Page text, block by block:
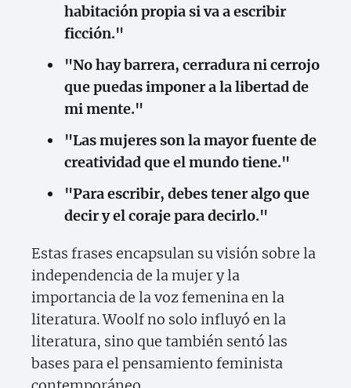
habitación propia si va a escribir
ficción."
"No hay barrera, cerradura ni cerrojo
que puedas imponer a la libertad de
mi mente."
"Las mujeres son la mayor fuente de
creatividad que el mundo tiene."
"Para escribir, debes tener algo que
decir y el coraje para decirlo."
Estas frases encapsulan su visión sobre la
independencia de la mujer y la
importancia de la voz femenina en la
literatura. Woolf no solo influyó en la
literatura, sino que también sentó las
bases para el pensamiento feminista